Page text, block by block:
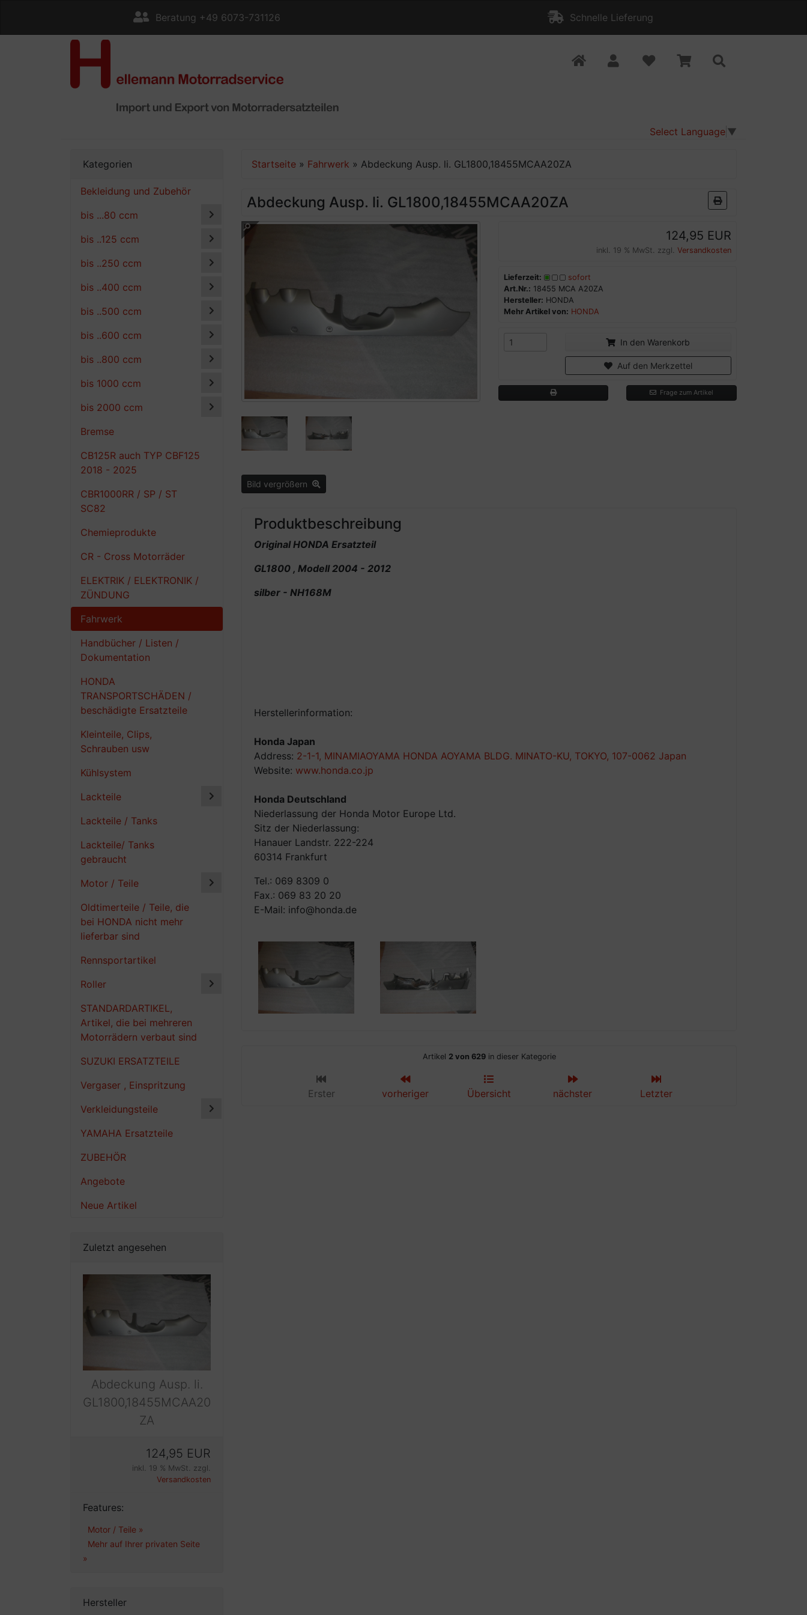
Beratung +49 6073-731126 Schnelle Lieferung
Select Language ▼
Kategorien
Bekleidung und Zubehör
bis ...80 ccm
bis ..125 ccm
bis ..250 ccm
bis ..400 ccm
bis ..500 ccm
bis ..600 ccm
bis ..800 ccm
bis 1000 ccm
bis 2000 ccm
Bremse
CB125R auch TYP CBF125
2018 - 2025
CBR1000RR / SP / ST
SC82
Chemieprodukte
CR - Cross Motorräder
ELEKTRIK / ELEKTRONIK /
ZÜNDUNG
Fahrwerk
Handbücher / Listen /
Dokumentation
HONDA
TRANSPORTSCHÄDEN /
beschädigte Ersatzteile
Kleinteile, Clips,
Schrauben usw
Kühlsystem
Lackteile
Lackteile / Tanks
Lackteile/ Tanks
gebraucht
Motor / Teile
Oldtimerteile / Teile, die
bei HONDA nicht mehr
lieferbar sind
Rennsportartikel
Roller
STANDARDARTIKEL,
Artikel, die bei mehreren
Motorrädern verbaut sind
SUZUKI ERSATZTEILE
Vergaser , Einspritzung
Verkleidungsteile
YAMAHA Ersatzteile
ZUBEHÖR
Angebote
Neue Artikel
Zuletzt angesehen
Abdeckung Ausp. li.
GL1800,18455MCAA20
ZA
124,95 EUR
inkl. 19 % MwSt. zzgl.
Versandkosten
Features:
Motor / Teile »
Mehr auf Ihrer privaten Seite
»
Hersteller
Startseite » Fahrwerk » Abdeckung Ausp. li. GL1800,18455MCAA20ZA
Abdeckung Ausp. li. GL1800,18455MCAA20ZA
Bild vergrößern
124,95 EUR
inkl. 19 % MwSt. zzgl. Versandkosten
Lieferzeit:
sofort
Art.Nr.: 18455 MCA A20ZA
Hersteller: HONDA
Mehr Artikel von: HONDA
In den Warenkorb
Auf den Merkzettel
Frage zum Artikel
Produktbeschreibung
Original HONDA Ersatzteil
GL1800 , Modell 2004 - 2012
silber - NH168M
Herstellerinformation:
Honda Japan
Address: 2-1-1, MINAMIAOYAMA HONDA AOYAMA BLDG. MINATO-KU, TOKYO, 107-0062 Japan
Website: www.honda.co.jp
Honda Deutschland
Niederlassung der Honda Motor Europe Ltd.
Sitz der Niederlassung:
Hanauer Landstr. 222-224
60314 Frankfurt
Tel.: 069 8309 0
Fax.: 069 83 20 20
E-Mail: info@honda.de
Artikel 2 von 629in dieser Kategorie
Erster vorheriger Übersicht nächster Letzter